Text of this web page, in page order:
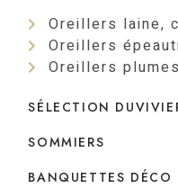
Oreillers laine,
Oreillers
Oreillers
SÉLECTION
SOMMIERS
BANQUETTES DÉCO